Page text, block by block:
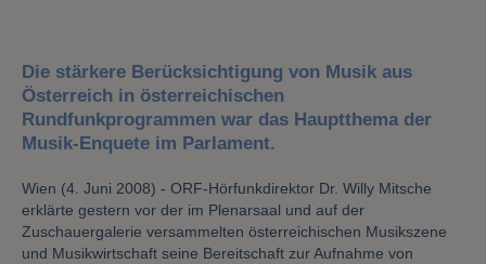
Die stärkere Berücksichtigung von Musik aus
Österreich in österreichischen
Rundfunkprogrammen war das Hauptthema der
Musik-Enquete im Parlament.
Wien (4. Juni 2008) - ORF-Hörfunkdirektor Dr. Willy Mitsche
erklärte gestern vor der im Plenarsaal und auf der
Zuschauergalerie versammelten österreichischen Musikszene
und Musikwirtschaft seine Bereitschaft zur Aufnahme von